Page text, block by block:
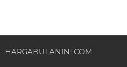
- HARGABULANINI.COM.